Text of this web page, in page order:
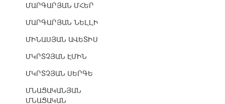
ՄԱՐԳԱՐՅԱՆ ՄՀԵՐ
ՄԱՐԳԱՐՅԱՆ ՆԵԼԼԻ
ՄԻՆԱՍՅԱՆ ԱՎԵՏԻՍ
ՄԿՐՏՉՅԱՆ ԷՄԻՆ
ՄԿՐՏՉՅԱՆ ՍԵՐԳԵ
ՄՆԱՑԱԿԱՆՅԱՆ
ՄՆԱՑԱԿԱՆ